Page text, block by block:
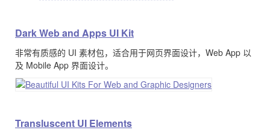
Dark Web and Apps UI Kit
非常有质感的 UI 素材包，适合用于网页界面设计，Web App 以
及 Mobile App 界面设计。
Transluscent UI Elements